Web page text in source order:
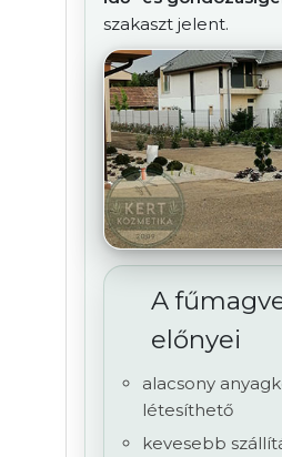
szakaszt jelent.
A
előnyei
alacsony
létesíthető
kevesebb